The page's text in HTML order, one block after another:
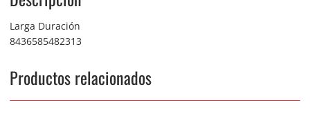
Larga Duración
8436585482313
Productos relacionados